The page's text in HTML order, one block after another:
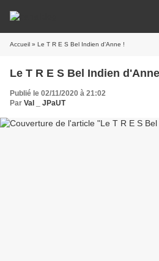
Accueil » Le T R E S Bel Indien d'Anne !
Le T R E S Bel Indien
Publié le 02/11/2020 à 21:02
Par Val _ JPaUT